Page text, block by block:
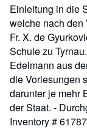
Einleitung in die
welche nach den
Fr. X. de
Schule zu
Edelmann aus
die Vorlesungen
darunter je mehr
der Staat. -
Inventory #